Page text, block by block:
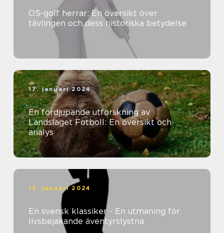
OS-golf herrar: En översikt över
tävlingen och dess historiska betydelse
17. januari 2024
En fördjupande utforskning av
Landslaget Fotboll: En översikt och
analys
17. januari 2024
En svensk klassiker - En utmaning för
livsbejakande äventyrslystna